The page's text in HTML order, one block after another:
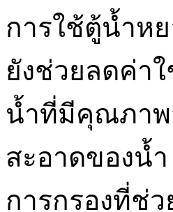
การใช้ตู้น้ำห
ยังช่วยลดค่า
น้ำที่มีคุณภาพ
สะอาดของน้
การกรองที่ช่